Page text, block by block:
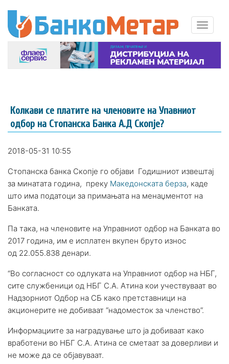
Колкави се платите на членовите на Упавниот
одбор на Стопанска Банка А.Д Скопје?
2018-05-31 10:55
Стопанска банка Скопје го објави Годишниот извештај
за минатата година, преку Македонската берза, каде
што има податоци за примањата на менаџментот на
Банката.
Па така, на членовите на Управниот одбор на Банката во
2017 година, им е исплатен вкупен бруто износ
од 22.055.838 денари.
“Во согласност со одлуката на Управниот одбор на НБГ,
сите службеници од НБГ С.А. Атина кои учествуваат во
Надзорниот Одбор на СБ како претставници на
акционерите не добиваат “надоместок за членство”.
Информациите за наградување што ја добиваат како
вработени во НБГ С.А. Атина се сметаат за доверливи и
не може да се објавуваат.